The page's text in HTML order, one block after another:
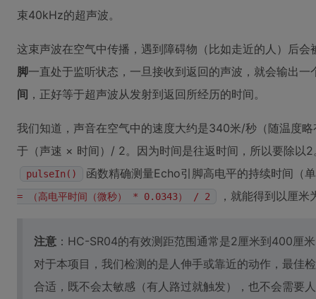
束40kHz的超声波。
这束声波在空气中传播，遇到障碍物（比如走近的人）后会
脚一直处于监听状态，一旦接收到返回的声波，就会输出
间 ，正好等于超声波从发射到返回所经历的时间。
我们知道，声音在空气中的速度大约是340米/秒（随温度
于（声速 × 时间）/ 2。因为时间是往返时间，所以要除以
pulseIn() 函数精确测量Echo引脚高电平的持续时间（
= （高电平时间（微秒） * 0.0343） / 2 ，就能得到以厘
注意 ：HC-SR04的有效测距范围通常是2厘米到400厘
对于本项目，我们检测的是人伸手或靠近的动作，最佳
合适，既不会太敏感（有人路过就触发），也不会需要